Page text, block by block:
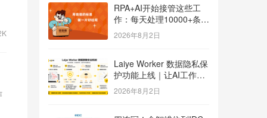
RPA+AI开始接管这些工
作：每天处理10000+条用
户反馈，把差评变成订单
2026年8月2日
Laiye Worker 数据隐私保
护功能上线｜让AI工作流
兼顾效率与数据安全
2026年8月2日